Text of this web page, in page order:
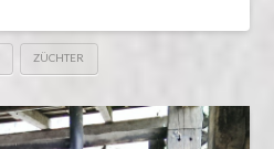
ZÜCHTER